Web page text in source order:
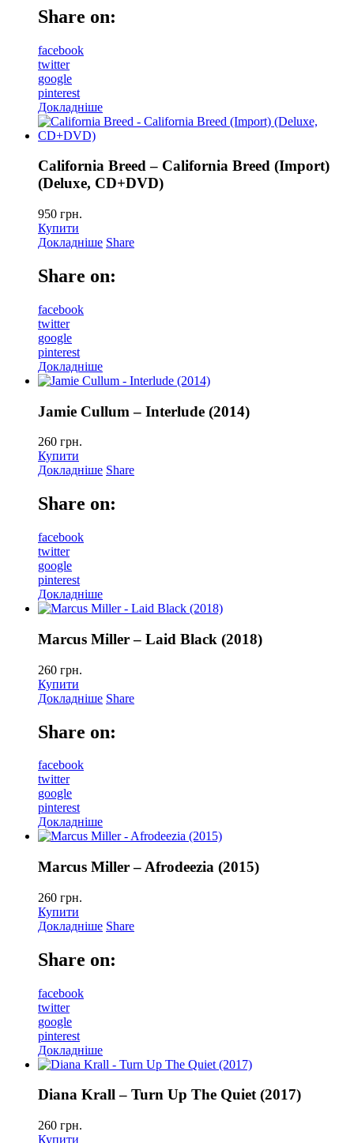
Share on:
facebook
twitter
google
pinterest
Докладніше
California Breed – California Breed (Import)
(Deluxe, CD+DVD)
950 грн.
Купити
Докладніше Share
Share on:
facebook
twitter
google
pinterest
Докладніше
Jamie Cullum – Interlude (2014)
260 грн.
Купити
Докладніше Share
Share on:
facebook
twitter
google
pinterest
Докладніше
Marcus Miller – Laid Black (2018)
260 грн.
Купити
Докладніше Share
Share on:
facebook
twitter
google
pinterest
Докладніше
Marcus Miller – Afrodeezia (2015)
260 грн.
Купити
Докладніше Share
Share on:
facebook
twitter
google
pinterest
Докладніше
Diana Krall – Turn Up The Quiet (2017)
260 грн.
Купити